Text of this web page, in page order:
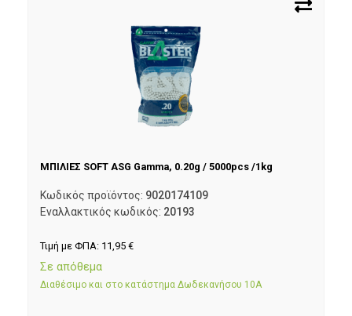
ΜΠΙΛΙΕΣ SOFT ASG Gamma, 0.20g / 5000pcs /1kg
Κωδικός προϊόντος: 9020174109
Εναλλακτικός κωδικός: 20193
Τιμή με ΦΠΑ: 11,95 €
Σε απόθεμα
Διαθέσιμο και στο κατάστημα Δωδεκανήσου 10Α